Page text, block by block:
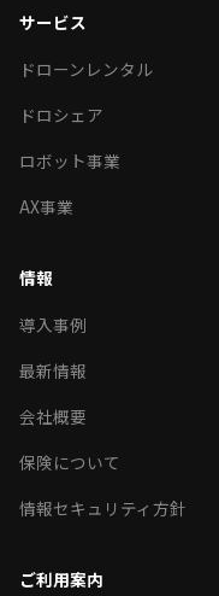
サービス
ドローンレンタル
ドロシェア
ロボット事業
AX事業
情報
導入事例
最新情報
会社概要
保険について
情報セキュリティ方針
ご利用案内